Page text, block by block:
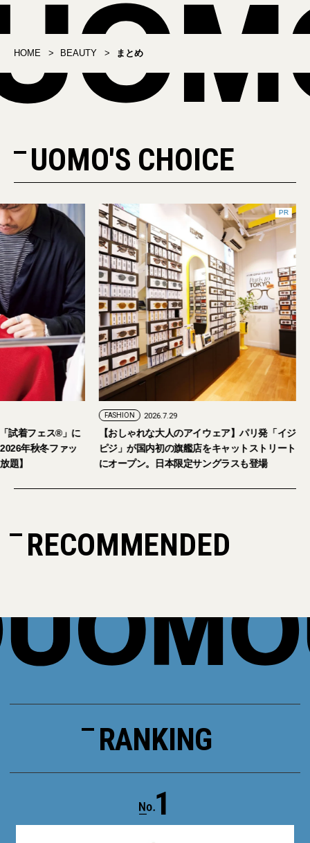
HOME BEAUTY まとめ
UOMO'S CHOICE
試着フェス®︎」に
年秋冬ファッ
題】
PR
FASHION 2026.7.29
【おしゃれな大人のアイウェア】パリ発「イジ
ピジ」が国内初の旗艦店をキャットストリート
にオープン。日本限定サングラスも登場
RECOMMENDED
RANKING
1